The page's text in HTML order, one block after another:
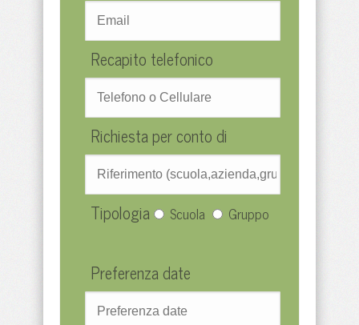
Recapito telefonico
Richiesta per conto di
Tipologia Scuola Gruppo
Preferenza date